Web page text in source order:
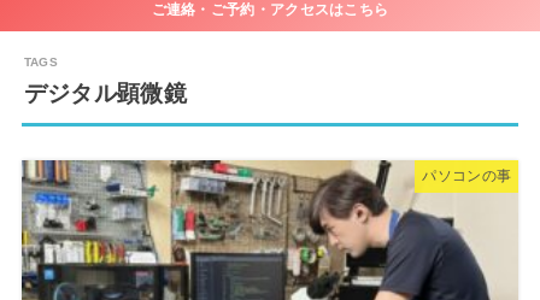
ご連絡・ご予約・アクセスはこちら
デジタル顕微鏡
パソコンの事